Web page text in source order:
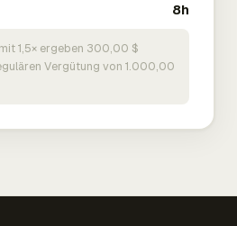
8h
1,5× ergeben 300,00 $
Vergütung von 1.000,00